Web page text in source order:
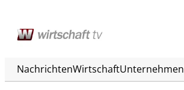
NachrichtenWirtschaftUnternehmen